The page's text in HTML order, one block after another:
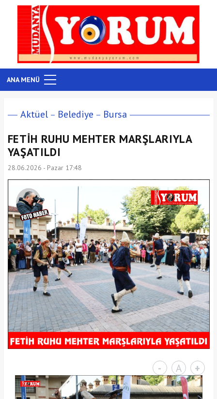
ANA MENÜ
Aktüel Belediye Bursa
FETİH RUHU MEHTER MARŞLARIYLA
YAŞATILDI
28.06.2026 - Pazar 17:48
- A +